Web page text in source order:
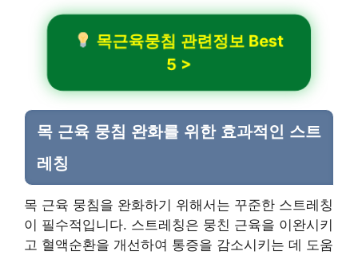
목근육뭉침 관련정보 Best
5 >
목 근육 뭉침 완화를 위한 효과적인 스트
레칭
목 근육 뭉침을 완화하기 위해서는 꾸준한 스트레칭
이 필수적입니다. 스트레칭은 뭉친 근육을 이완시키
고 혈액순환을 개선하여 통증을 감소시키는 데 도움